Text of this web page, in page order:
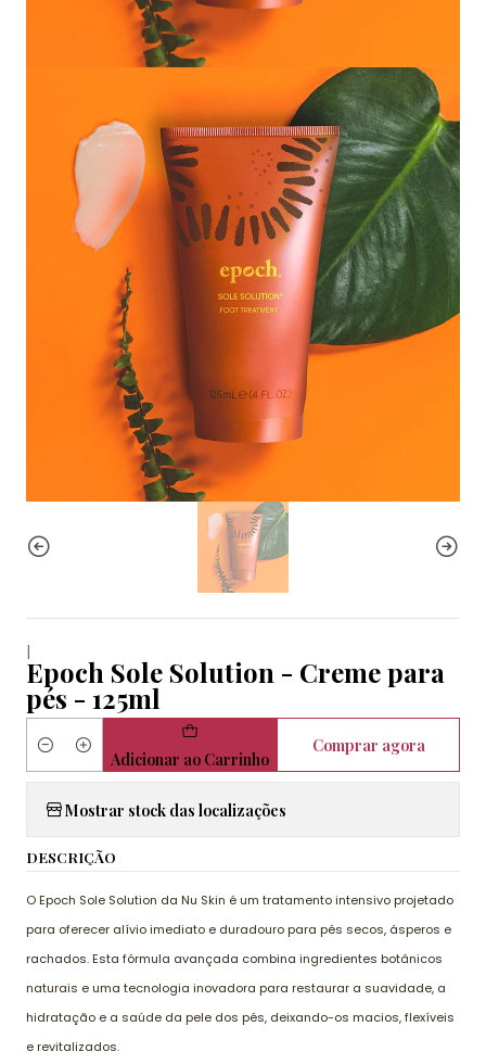
|
Epoch Sole Solution - Creme para
pés - 125ml
QuantidadeAdicionar ao Carrinho
Comprar agora
Mostrar stock das localizações
DESCRIÇÃO
O Epoch Sole Solution da Nu Skin é um tratamento intensivo projetado
para oferecer alívio imediato e duradouro para pés secos, ásperos e
rachados. Esta fórmula avançada combina ingredientes botânicos
naturais e uma tecnologia inovadora para restaurar a suavidade, a
hidratação e a saúde da pele dos pés, deixando-os macios, flexíveis
e revitalizados.